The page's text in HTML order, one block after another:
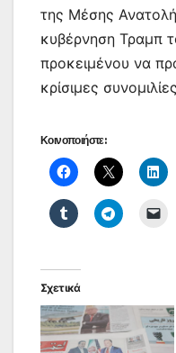
της Μέσης
κυβέρνηση Τραμπ
προκειμένου να
κρίσιμες
Κοινοποιήστε:
Σχετικά